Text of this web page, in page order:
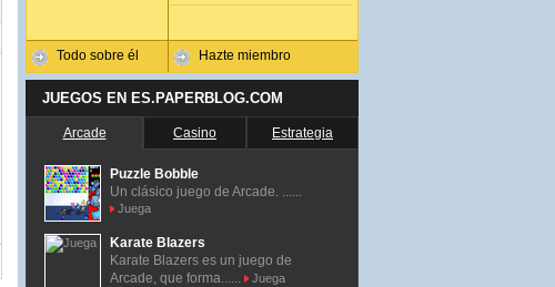
Todo sobre él Hazte miembro
JUEGOS EN ES.PAPERBLOG.COM
Arcade Casino Estrategia
Puzzle Bobble
Un clásico juego de Arcade. ......
Juega
Karate Blazers
Karate Blazers es un juego de
Arcade, que forma......
Juega